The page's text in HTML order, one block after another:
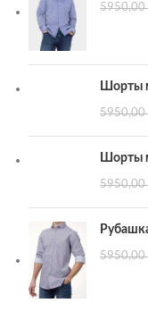
5950,00
Шорты
5950,00
Шорты
5950,00
5950,00